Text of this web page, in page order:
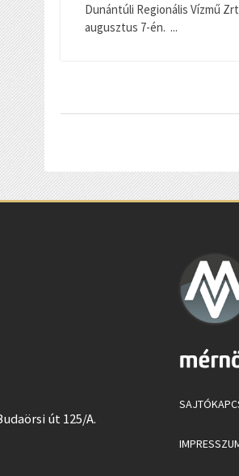
Dunántúli Regionális Vízmű
augusztus 7-én. ...
út 125/A.